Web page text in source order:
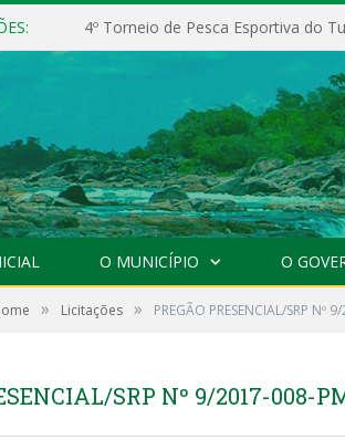
4º Torneio de Pesca Esportiva do
O MUNICÍPIO O
» Licitações » PREGÃO PRESENCIAL/SRP Nº
SRP Nº 9/2017-008-